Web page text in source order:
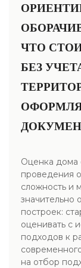
ЧТО
БЕЗ
Оценка дома
проведения
сложность и
значительно
построек:
оценивать с
подходов к
на отбор